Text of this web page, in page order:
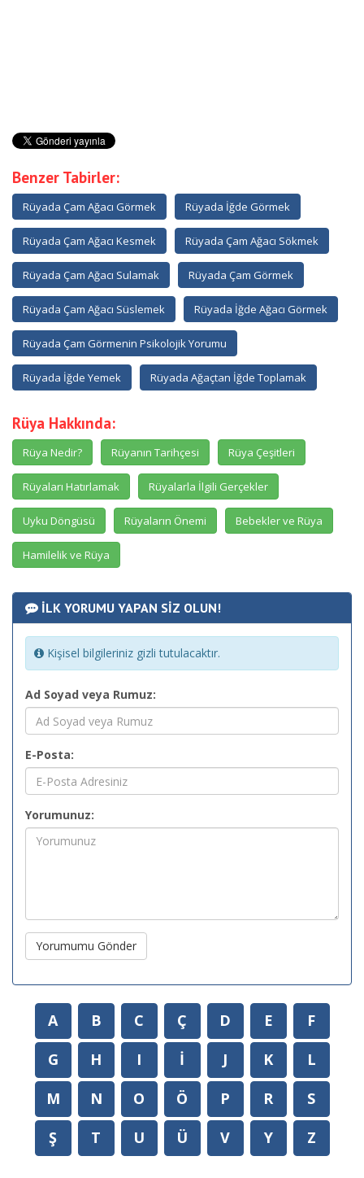
Benzer Tabirler:
Rüyada Çam Ağacı Görmek Rüyada İğde Görmek
Rüyada Çam Ağacı Kesmek Rüyada Çam Ağacı Sökmek
Rüyada Çam Ağacı Sulamak Rüyada Çam Görmek
Rüyada Çam Ağacı Süslemek Rüyada İğde Ağacı Görmek
Rüyada Çam Görmenin Psikolojik Yorumu
Rüyada İğde Yemek Rüyada Ağaçtan İğde Toplamak
Rüya Hakkında:
Rüya Nedir? Rüyanın Tarihçesi Rüya Çeşitleri
Rüyaları Hatırlamak Rüyalarla İlgili Gerçekler
Uyku Döngüsü Rüyaların Önemi Bebekler ve Rüya
Hamilelik ve Rüya
İLK YORUMU YAPAN SİZ OLUN!
Kişisel bilgileriniz gizli tutulacaktır.
Ad Soyad veya Rumuz:
E-Posta:
Yorumunuz:
Yorumumu Gönder
A B C Ç D E
F
G
H I İ J K
L
M
N O Ö P R
S
Ş
T U Ü V Y Z